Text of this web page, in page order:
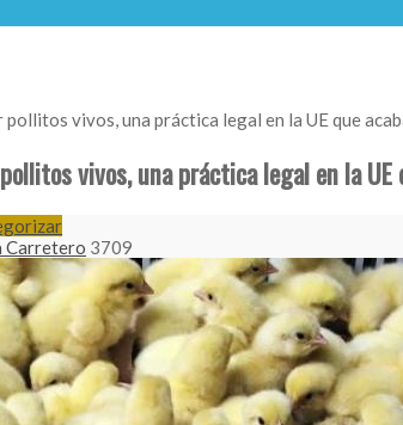
vivos, una práctica legal en la UE que
vivos, una práctica legal en la UE
Carretero 3709